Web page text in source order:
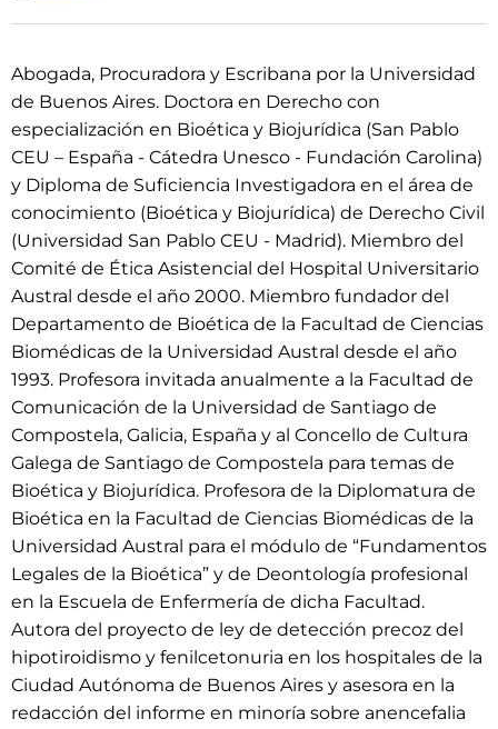
Abogada, Procuradora y Escribana por la Universidad
de Buenos Aires. Doctora en Derecho con
especialización en Bioética y Biojurídica (San Pablo
CEU – España - Cátedra Unesco - Fundación Carolina)
y Diploma de Suficiencia Investigadora en el área de
conocimiento (Bioética y Biojurídica) de Derecho Civil
(Universidad San Pablo CEU - Madrid). Miembro del
Comité de Ética Asistencial del Hospital Universitario
Austral desde el año 2000. Miembro fundador del
Departamento de Bioética de la Facultad de Ciencias
Biomédicas de la Universidad Austral desde el año
1993. Profesora invitada anualmente a la Facultad de
Comunicación de la Universidad de Santiago de
Compostela, Galicia, España y al Concello de Cultura
Galega de Santiago de Compostela para temas de
Bioética y Biojurídica. Profesora de la Diplomatura de
Bioética en la Facultad de Ciencias Biomédicas de la
Universidad Austral para el módulo de “Fundamentos
Legales de la Bioética” y de Deontología profesional
en la Escuela de Enfermería de dicha Facultad.
Autora del proyecto de ley de detección precoz del
hipotiroidismo y fenilcetonuria en los hospitales de la
Ciudad Autónoma de Buenos Aires y asesora en la
redacción del informe en minoría sobre anencefalia